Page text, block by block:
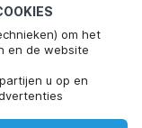
om het
en de website
u op en
Bel om te boeken